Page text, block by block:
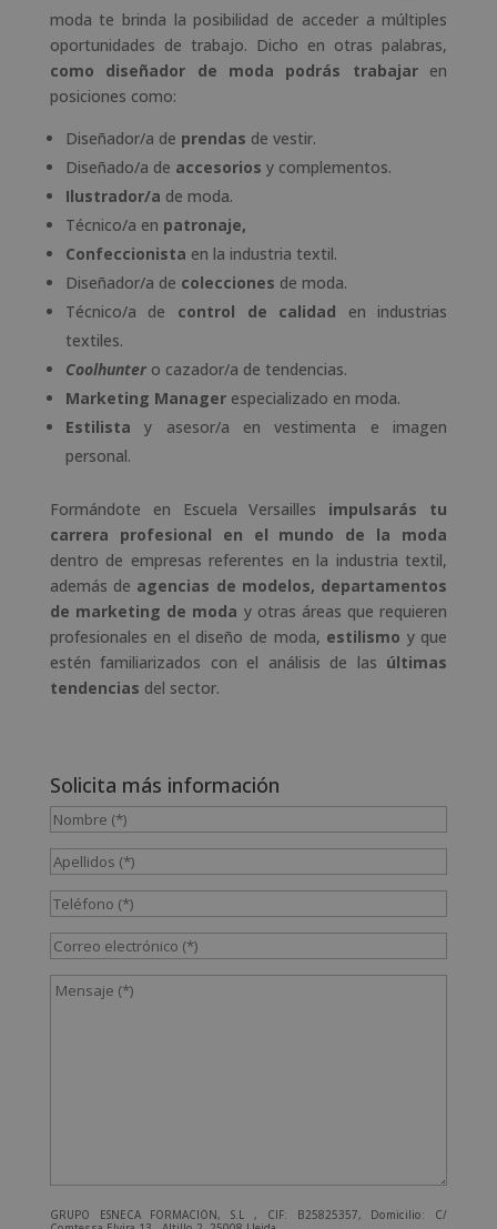
moda te brinda la posibilidad de acceder a múltiples
oportunidades de trabajo. Dicho en otras palabras,
como diseñador de moda podrás trabajaren
posiciones como:
Diseñador/a de prendas de vestir.
Diseñado/a de accesorios y complementos.
Ilustrador/a de moda.
Técnico/a en patronaje,
Confeccionista en la industria textil.
Diseñador/a de colecciones de moda.
Técnico/a de control de calidad en industrias
textiles.
Coolhunter o cazador/a de tendencias.
Marketing Managerespecializado en moda.
Estilista y asesor/a en vestimenta e imagen
personal.
Formándote en Escuela Versailles impulsarás tu
carrera profesional en el mundo de la moda
dentro de empresas referentes en la industria textil,
además de agencias de modelos, departamentos
de marketing de moda y otras áreas que requieren
profesionales en el diseño de moda, estilismo y que
estén familiarizados con el análisis de las últimas
tendencias del sector.
Solicita más información
GRUPO ESNECA FORMACIÓN, S.L , CIF: B25825357, Domicilio: C/